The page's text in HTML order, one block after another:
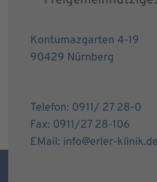
Kontumazgarten 4-19
90429 Nürnberg
Telefon: 0911/ 27 28-0
Fax: 0911/27 28-106
EMail: info@erler-klinik.de